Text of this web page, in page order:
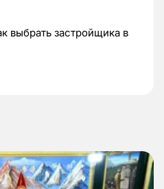
выбрать застройщика в